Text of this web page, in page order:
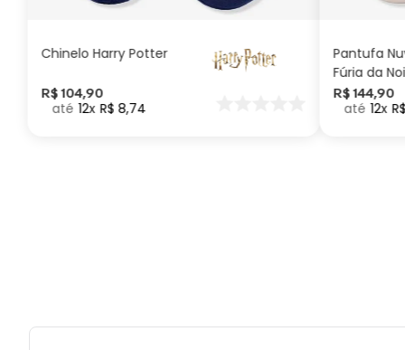
Chinelo Harry Potter
R$ 104,90
12 R$ 8,74
Pantufa
Fúria da
Como
seu Dragão
R$ 144,90
12 R$